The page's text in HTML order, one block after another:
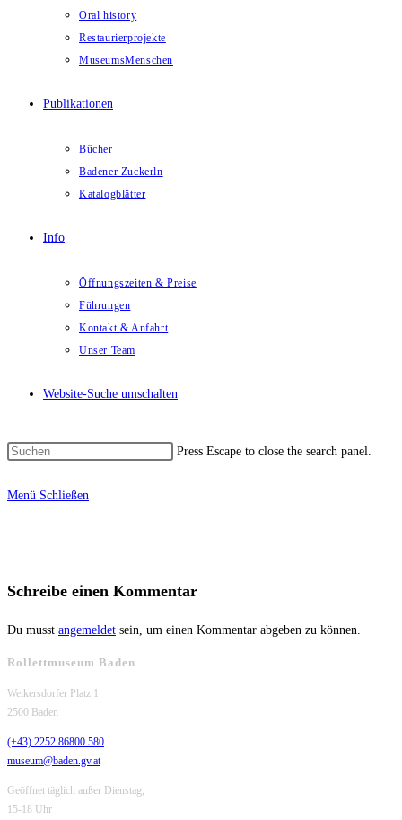
Oral history
Restaurierprojekte
MuseumsMenschen
Publikationen
Bücher
Badener Zuckerln
Katalogblätter
Info
Öffnungszeiten & Preise
Führungen
Kontakt & Anfahrt
Unser Team
Website-Suche umschalten
Press Escape to close the search panel.
Menü Schließen
Schreibe einen Kommentar
Du musst angemeldet sein, um einen Kommentar abgeben zu können.
Rollettmuseum Baden
Weikersdorfer Platz 1
2500 Baden
(+43) 2252 86800 580
museum@baden.gv.at
Geöffnet täglich außer Dienstag,
15-18 Uhr